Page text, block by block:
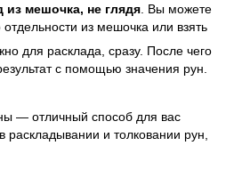
мешочка, не глядя . Вы можете
из мешочка или взять
для расклада, сразу. После чего
с помощью значения рун.
— отличный способ для вас
раскладывании и толковании рун,